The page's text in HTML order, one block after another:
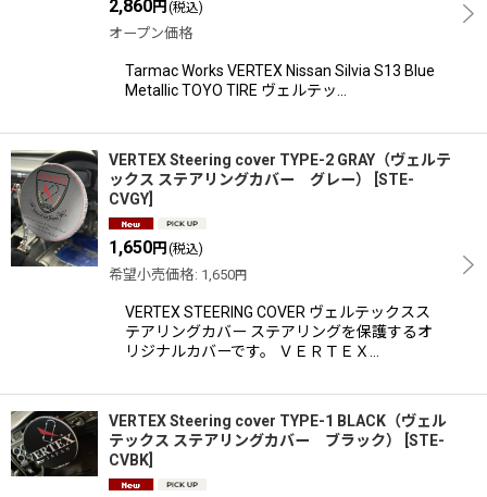
2,860円 (税込)
オープン価格
Tarmac Works VERTEX Nissan Silvia S13 Blue
Metallic TOYO TIRE ヴェルテッ…
VERTEX Steering cover TYPE-2 GRAY（ヴェルテ
ックス ステアリングカバー グレー）
STE-
CVGY
1,650円 (税込)
希望小売価格: 1,650円
VERTEX STEERING COVER ヴェルテックスス
テアリングカバー ステアリングを保護するオ
リジナルカバーです。 ＶＥＲＴＥＸ…
VERTEX Steering cover TYPE-1 BLACK（ヴェル
テックス ステアリングカバー ブラック）
STE-
CVBK